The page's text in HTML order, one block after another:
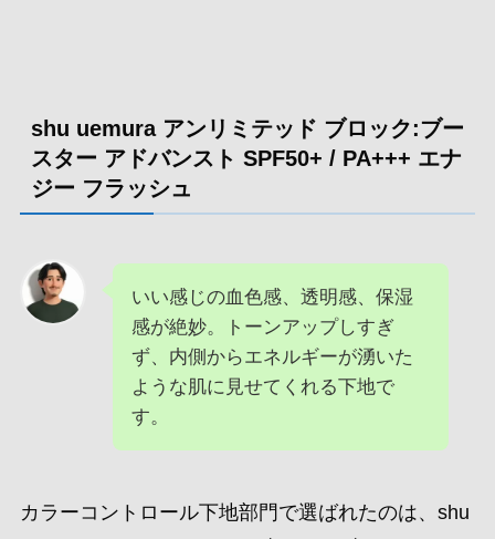
shu uemura アンリミテッド ブロック:ブー
スター アドバンスト SPF50+ / PA+++ エナ
ジー フラッシュ
いい感じの血色感、透明感、保湿
感が絶妙。トーンアップしすぎ
ず、内側からエネルギーが湧いた
ような肌に見せてくれる下地で
す。
カラーコントロール下地部門で選ばれたのは、shu